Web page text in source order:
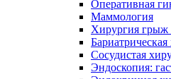
Оперативная
Маммология
Хирургия грыж
Сосудистая
Эндоскопия: